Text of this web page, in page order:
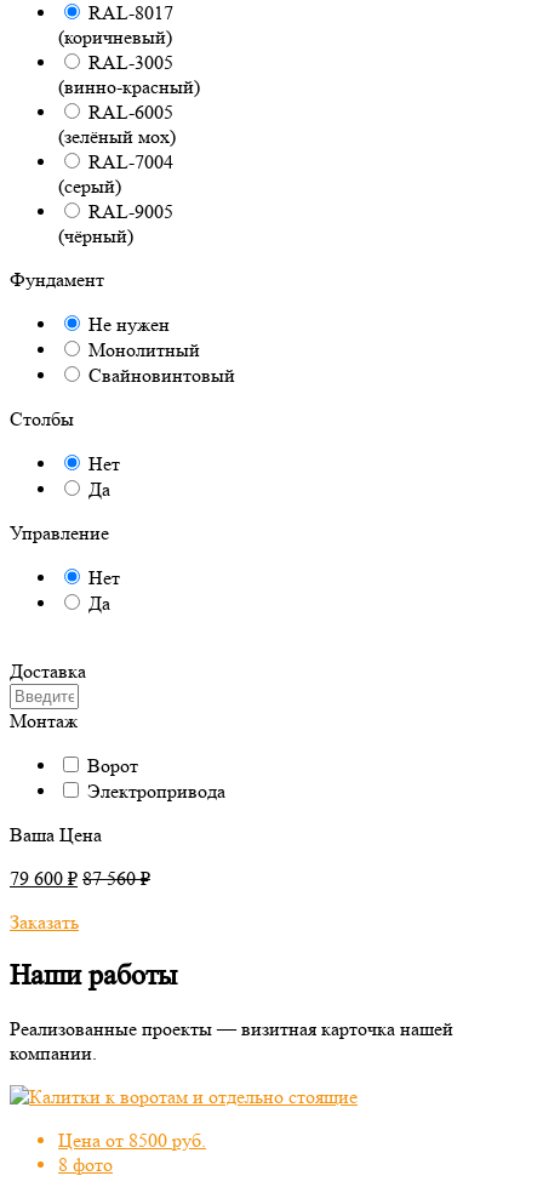
RAL-8017
(коричневый)
RAL-3005
(винно-красный)
RAL-6005
(зелёный мох)
RAL-7004
(серый)
RAL-9005
(чёрный)
Фундамент
Не нужен
Монолитный
Свайновинтовый
Столбы
Нет
Да
Управление
Нет
Да
Доставка
Монтаж
Ворот
Электропривода
Ваша Цена
79 600 ₽ 87 560 ₽
Заказать
Наши работы
Реализованные проекты — визитная карточка нашей
компании.
Цена от 8500 руб.
8 фото